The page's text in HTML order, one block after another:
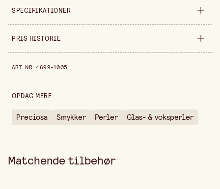
SPECIFIKATIONER
Bredde 140 mm
Pakningsmængde
PRIS HISTORIE
ART. NR:4699-1005
OPDAG MERE
Preciosa Smykker Perler Glas- & voksperler
Matchende tilbehør